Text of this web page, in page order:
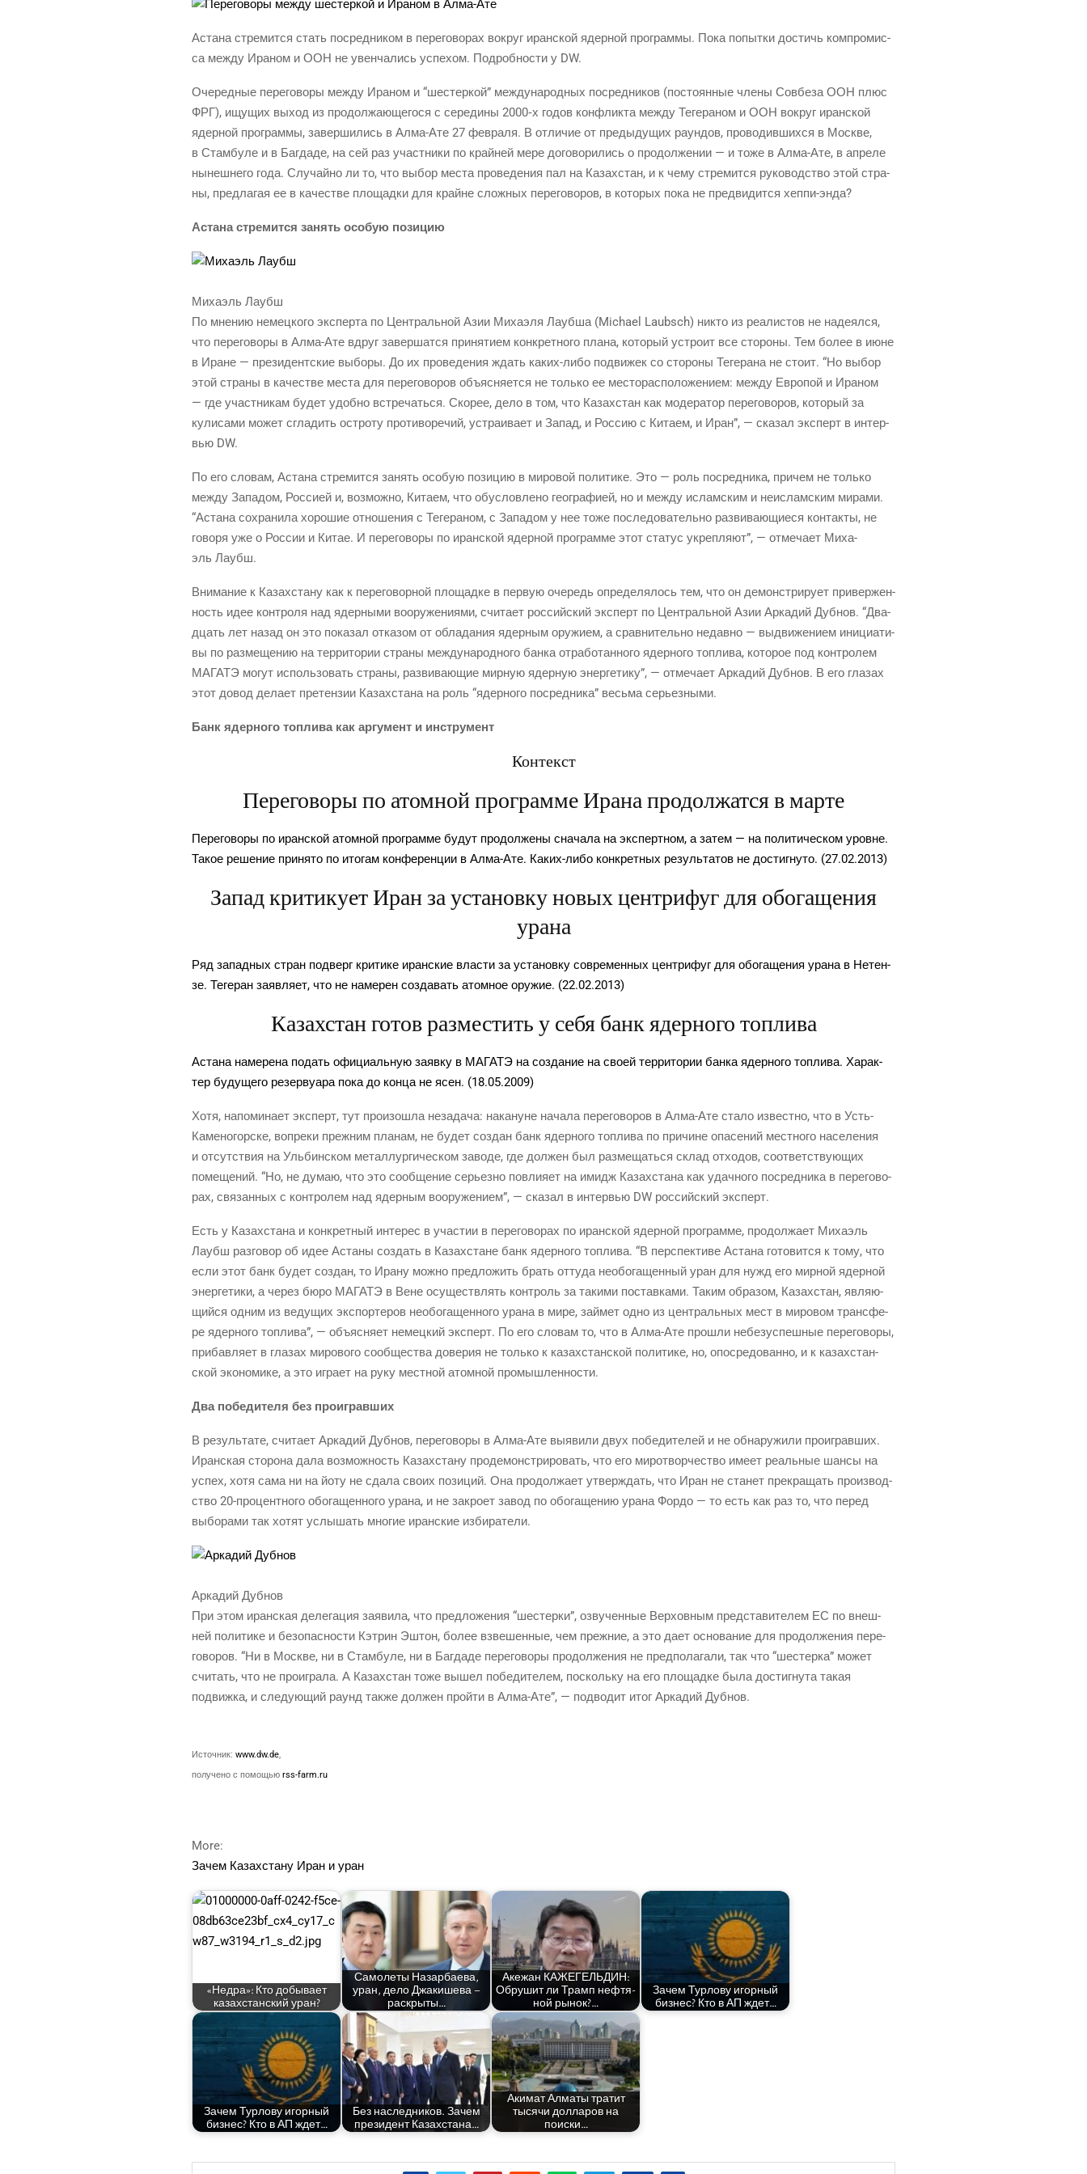
Аста­на стре­мит­ся стать посред­ни­ком в пере­го­во­рах вокруг иран­ской ядер­ной про­грам­мы. Пока попыт­ки достичь ком­про­мис­
са меж­ду Ира­ном и ООН не увен­ча­лись успе­хом. Подроб­но­сти у DW.
Оче­ред­ные пере­го­во­ры меж­ду Ира­ном и “шестер­кой” меж­ду­на­род­ных посред­ни­ков (посто­ян­ные чле­ны Сов­беза ООН плюс
ФРГ), ищу­щих выход из про­дол­жа­ю­ще­го­ся с сере­ди­ны 2000‑х годов кон­флик­та меж­ду Теге­ра­ном и ООН вокруг иран­ской
ядер­ной про­грам­мы, завер­ши­лись в Алма-Ате 27 фев­ра­ля. В отли­чие от преды­ду­щих раун­дов, про­во­див­ших­ся в Москве,
в Стам­бу­ле и в Баг­да­де, на сей раз участ­ни­ки по край­ней мере дого­во­ри­лись о про­дол­же­нии — и тоже в Алма-Ате, в апре­ле
нынеш­не­го года. Слу­чай­но ли то, что выбор места про­ве­де­ния пал на Казах­стан, и к чему стре­мит­ся руко­вод­ство этой стра­
ны, пред­ла­гая ее в каче­стве пло­щад­ки для крайне слож­ных пере­го­во­ров, в кото­рых пока не пред­ви­дит­ся хеппи-энда?
Аста­на стре­мит­ся занять осо­бую позицию
Миха­эль Лаубш
По мне­нию немец­ко­го экс­пер­та по Цен­траль­ной Азии Миха­э­ля Лауб­ша (Michael Laubsch) никто из реа­ли­стов не наде­ял­ся,
что пере­го­во­ры в Алма-Ате вдруг завер­шат­ся при­ня­ти­ем кон­крет­но­го пла­на, кото­рый устро­ит все сто­ро­ны. Тем более в июне
в Иране — пре­зи­дент­ские выбо­ры. До их про­ве­де­ния ждать каких-либо подви­жек со сто­ро­ны Теге­ра­на не сто­ит. “Но выбор
этой стра­ны в каче­стве места для пере­го­во­ров объ­яс­ня­ет­ся не толь­ко ее место­рас­по­ло­же­ни­ем: меж­ду Евро­пой и Ира­ном
— где участ­ни­кам будет удоб­но встре­чать­ся. Ско­рее, дело в том, что Казах­стан как моде­ра­тор пере­го­во­ров, кото­рый за
кули­са­ми может сгла­дить остро­ту про­ти­во­ре­чий, устра­и­ва­ет и Запад, и Рос­сию с Кита­ем, и Иран”, — ска­зал экс­перт в интер­
вью DW.
По его сло­вам, Аста­на стре­мит­ся занять осо­бую пози­цию в миро­вой поли­ти­ке. Это — роль посред­ни­ка, при­чем не толь­ко
меж­ду Запа­дом, Рос­си­ей и, воз­мож­но, Кита­ем, что обу­слов­ле­но гео­гра­фи­ей, но и меж­ду ислам­ским и неис­лам­ским мира­ми.
“Аста­на сохра­ни­ла хоро­шие отно­ше­ния с Теге­ра­ном, с Запа­дом у нее тоже после­до­ва­тель­но раз­ви­ва­ю­щи­е­ся кон­так­ты, не
гово­ря уже о Рос­сии и Китае. И пере­го­во­ры по иран­ской ядер­ной про­грам­ме этот ста­тус укреп­ля­ют”, — отме­ча­ет Миха­
эль Лаубш.
Вни­ма­ние к Казах­ста­ну как к пере­го­вор­ной пло­щад­ке в первую оче­редь опре­де­ля­лось тем, что он демон­стри­ру­ет при­вер­жен­
ность идее кон­тро­ля над ядер­ны­ми воору­же­ни­я­ми, счи­та­ет рос­сий­ский экс­перт по Цен­траль­ной Азии Арка­дий Дуб­нов. “Два­
дцать лет назад он это пока­зал отка­зом от обла­да­ния ядер­ным ору­жи­ем, а срав­ни­тель­но недав­но — выдви­же­ни­ем ини­ци­а­ти­
вы по раз­ме­ще­нию на тер­ри­то­рии стра­ны меж­ду­на­род­но­го бан­ка отра­бо­тан­но­го ядер­но­го топ­ли­ва, кото­рое под кон­тро­лем
МАГАТЭ могут исполь­зо­вать стра­ны, раз­ви­ва­ю­щие мир­ную ядер­ную энер­ге­ти­ку”, — отме­ча­ет Арка­дий Дуб­нов. В его гла­зах
этот довод дела­ет пре­тен­зии Казах­ста­на на роль “ядер­но­го посред­ни­ка” весь­ма серьезными.
Банк ядер­но­го топ­ли­ва как аргу­мент и инструмент
Контекст
Переговоры по атомной программе Ирана продолжатся в марте
Пере­го­во­ры по иран­ской атом­ной про­грам­ме будут про­дол­же­ны сна­ча­ла на экс­перт­ном, а затем — на поли­ти­че­ском уровне.
Такое реше­ние при­ня­то по ито­гам кон­фе­рен­ции в Алма-Ате. Каких-либо кон­крет­ных резуль­та­тов не достиг­ну­то. (27.02.2013)
Запад критикует Иран за установку новых центрифуг для обогащения
урана
Ряд запад­ных стран под­верг кри­ти­ке иран­ские вла­сти за уста­нов­ку совре­мен­ных цен­три­фуг для обо­га­ще­ния ура­на в Нетен­
зе. Теге­ран заяв­ля­ет, что не наме­рен созда­вать атом­ное ору­жие. (22.02.2013)
Казахстан готов разместить у себя банк ядерного топлива
Аста­на наме­ре­на подать офи­ци­аль­ную заяв­ку в МАГАТЭ на созда­ние на сво­ей тер­ри­то­рии бан­ка ядер­но­го топ­ли­ва. Харак­
тер буду­ще­го резер­ву­а­ра пока до кон­ца не ясен. (18.05.2009)
Хотя, напо­ми­на­ет экс­перт, тут про­изо­шла неза­да­ча: нака­нуне нача­ла пере­го­во­ров в Алма-Ате ста­ло извест­но, что в Усть-
Каме­но­гор­ске, вопре­ки преж­ним пла­нам, не будет создан банк ядер­но­го топ­ли­ва по при­чине опа­се­ний мест­но­го насе­ле­ния
и отсут­ствия на Уль­бин­ском метал­лур­ги­че­ском заво­де, где дол­жен был раз­ме­щать­ся склад отхо­дов, соот­вет­ству­ю­щих
поме­ще­ний. “Но, не думаю, что это сооб­ще­ние серьез­но повли­я­ет на имидж Казах­ста­на как удач­но­го посред­ни­ка в пере­го­во­
рах, свя­зан­ных с кон­тро­лем над ядер­ным воору­же­ни­ем”, — ска­зал в интер­вью DW рос­сий­ский эксперт.
Есть у Казах­ста­на и кон­крет­ный инте­рес в уча­стии в пере­го­во­рах по иран­ской ядер­ной про­грам­ме, про­дол­жа­ет Миха­эль
Лаубш раз­го­вор об идее Аста­ны создать в Казах­стане банк ядер­но­го топ­ли­ва. “В пер­спек­ти­ве Аста­на гото­вит­ся к тому, что
если этот банк будет создан, то Ира­ну мож­но пред­ло­жить брать отту­да необо­га­щен­ный уран для нужд его мир­ной ядер­ной
энер­ге­ти­ки, а через бюро МАГАТЭ в Вене осу­ществ­лять кон­троль за таки­ми постав­ка­ми. Таким обра­зом, Казах­стан, явля­ю­
щий­ся одним из веду­щих экс­пор­те­ров необо­га­щен­но­го ура­на в мире, зай­мет одно из цен­траль­ных мест в миро­вом транс­фе­
ре ядер­но­го топ­ли­ва”, — объ­яс­ня­ет немец­кий экс­перт. По его сло­вам то, что в Алма-Ате про­шли небез­успеш­ные пере­го­во­ры,
при­бав­ля­ет в гла­зах миро­во­го сооб­ще­ства дове­рия не толь­ко к казах­стан­ской поли­ти­ке, но, опо­сре­до­ван­но, и к казах­стан­
ской эко­но­ми­ке, а это игра­ет на руку мест­ной атом­ной промышленности.
Два побе­ди­те­ля без проигравших
В резуль­та­те, счи­та­ет Арка­дий Дуб­нов, пере­го­во­ры в Алма-Ате выяви­ли двух побе­ди­те­лей и не обна­ру­жи­ли про­иг­рав­ших.
Иран­ская сто­ро­на дала воз­мож­ность Казах­ста­ну про­де­мон­стри­ро­вать, что его миро­твор­че­ство име­ет реаль­ные шан­сы на
успех, хотя сама ни на йоту не сда­ла сво­их пози­ций. Она про­дол­жа­ет утвер­ждать, что Иран не ста­нет пре­кра­щать про­из­вод­
ство 20-про­цент­но­го обо­га­щен­но­го ура­на, и не закро­ет завод по обо­га­ще­нию ура­на Фор­до — то есть как раз то, что перед
выбо­ра­ми так хотят услы­шать мно­гие иран­ские избиратели.
Арка­дий Дубнов
При этом иран­ская деле­га­ция заяви­ла, что пред­ло­же­ния “шестер­ки”, озву­чен­ные Вер­хов­ным пред­ста­ви­те­лем ЕС по внеш­
ней поли­ти­ке и без­опас­но­сти Кэтрин Эштон, более взве­шен­ные, чем преж­ние, а это дает осно­ва­ние для про­дол­же­ния пере­
го­во­ров. “Ни в Москве, ни в Стам­бу­ле, ни в Баг­да­де пере­го­во­ры про­дол­же­ния не пред­по­ла­га­ли, так что “шестер­ка” может
счи­тать, что не про­иг­ра­ла. А Казах­стан тоже вышел побе­ди­те­лем, посколь­ку на его пло­щад­ке была достиг­ну­та такая
подвиж­ка, и сле­ду­ю­щий раунд так­же дол­жен прой­ти в Алма-Ате”, — под­во­дит итог Арка­дий Дубнов.
Источ­ник: www.dw.de,
полу­че­но с помо­щью rss-farm.ru
More:
Зачем Казах­ста­ну Иран и уран
«Нед­ра»: Кто добы­ва­ет
казах­стан­ский уран?
Само­ле­ты Назар­ба­е­ва,
уран, дело Джа­ки­ше­ва –
раскрыты…
Аке­жан КАЖЕГЕЛЬДИН:
Обру­шит ли Трамп неф­тя­
ной рынок?…
Зачем Тур­ло­ву игор­ный
биз­нес? Кто в АП ждет…
Зачем Тур­ло­ву игор­ный
биз­нес? Кто в АП ждет…
Без наслед­ни­ков. Зачем
пре­зи­дент Казахстана…
Аки­мат Алма­ты тра­тит
тыся­чи дол­ла­ров на
поиски…